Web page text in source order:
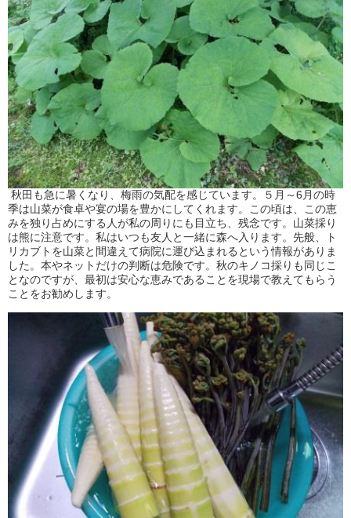
秋田も急に暑くなり、梅雨の気配を感じています。５月～6月の時
季は山菜が食卓や宴の場を豊かにしてくれます。この頃は、この恵
みを独り占めにする人が私の周りにも目立ち、残念です。山菜採り
は熊に注意です。私はいつも友人と一緒に森へ入ります。先般、ト
リカブトを山菜と間違えて病院に運び込まれるという情報がありま
した。本やネットだけの判断は危険です。秋のキノコ採りも同じこ
となのですが、最初は安心な恵みであることを現場で教えてもらう
ことをお勧めします。